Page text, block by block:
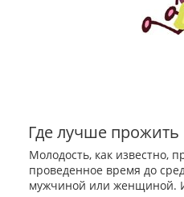
Где лучше
Молодость, как известно,
проведенное время до
мужчиной или женщиной.